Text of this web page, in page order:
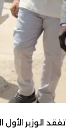
تفقد الوزير